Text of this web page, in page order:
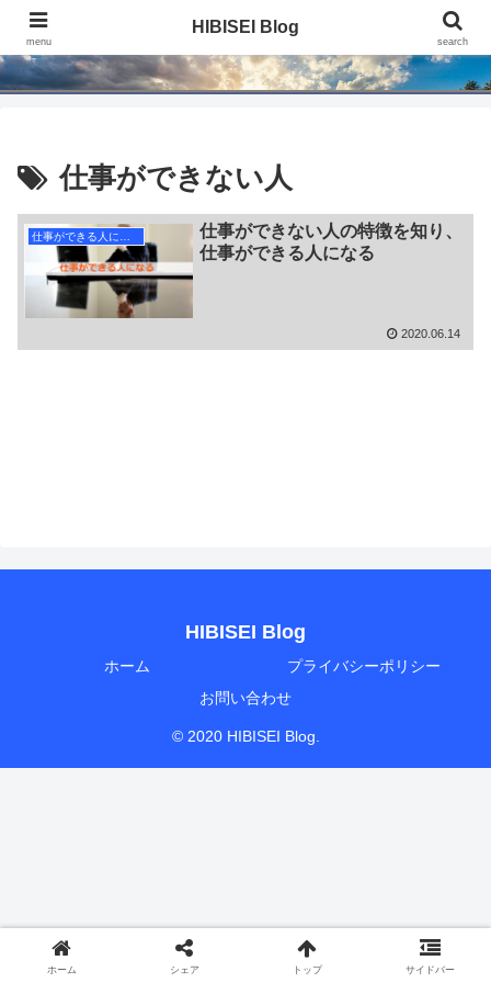
HIBISEI Blog
仕事ができない人
仕事ができない人の特徴を知り、
仕事ができる人になる
2020.06.14
HIBISEI Blog
ホーム
プライバシーポリシー
お問い合わせ
© 2020 HIBISEI Blog.
menu
HIBISEI Blog
search
ホーム シェア トップ サイドバー